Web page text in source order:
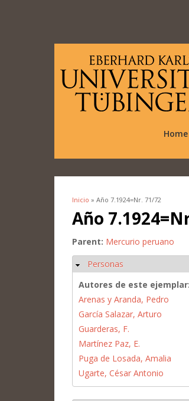
Home
Se encuentra usted aquí
Inicio » Año 7.1924=Nr. 71/72
Año
Parent: Mercurio peruano
Ocultar
Personas
Autores de este ejemplar:
Arenas y Aranda, Pedro
García Salazar, Arturo
Guarderas, F.
Martínez Paz, E.
Puga de Losada, Amalia
Ugarte, César Antonio